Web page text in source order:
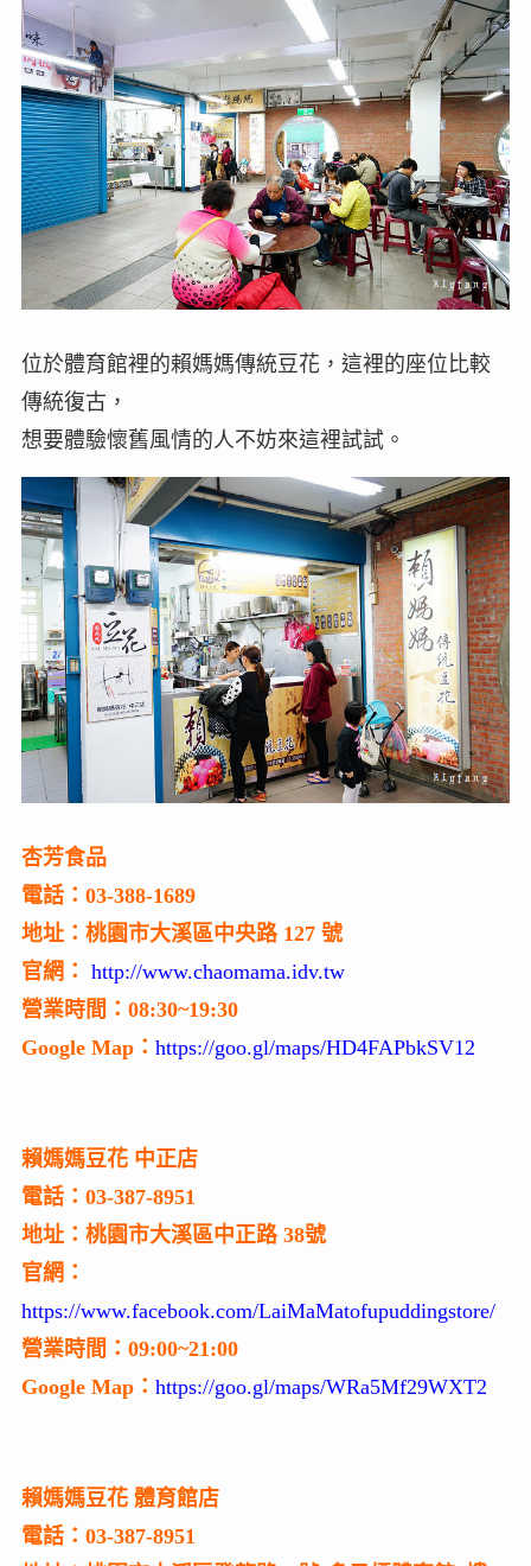
位於體育館裡的賴媽媽傳統豆花，這裡的座位比較
傳統復古，
想要體驗懷舊風情的人不妨來這裡試試。
杏芳食品
電話：03-388-1689
地址：桃園市大溪區中央路 127 號
官網： http://www.chaomama.idv.tw
營業時間：08:30~19:30
Google Map： https://goo.gl/maps/HD4FAPbkSV12
賴媽媽豆花 中正店
電話：03-387-8951
地址：桃園市大溪區中正路 38號
官網：
https://www.facebook.com/LaiMaMatofupuddingstore/
營業時間：09:00~21:00
Google Map： https://goo.gl/maps/WRa5Mf29WXT2
賴媽媽豆花 體育館店
電話：03-387-8951